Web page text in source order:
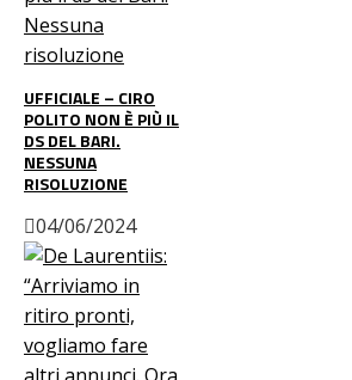
UFFICIALE – CIRO
POLITO NON È PIÙ IL
DS DEL BARI.
NESSUNA
RISOLUZIONE
04/06/2024